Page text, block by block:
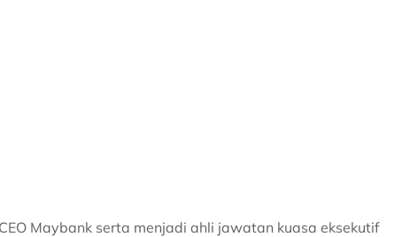
Maybank serta menjadi ahli jawatan kuasa eksekutif